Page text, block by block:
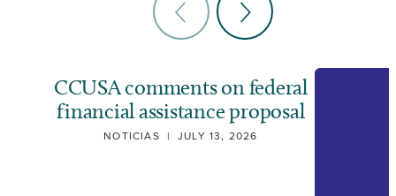
CCUSA comments on federal
financial assistance proposal
NOTICIAS | JULY 13, 2026